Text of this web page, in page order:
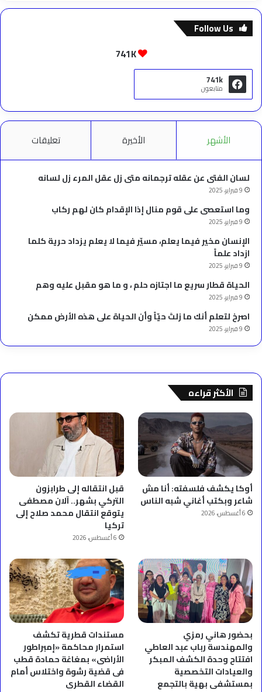
Follow Us
741K
741k
متابعون
الأشهر الأخيرة تعليقات
لسان الفتى عن عقله ترجمانه متى زل عقل المرء زل لسانه
9 فبراير، 2025
وما استعصى على قوم منال إذا الإقدام كان لهم ركاب
9 فبراير، 2025
الإنسان مخير فيما يعلم، مسيّر فيما لا يعلم يزداد حرية كلما
ازداد علماً
9 فبراير، 2025
الحياة قطار سريع ما اجتازه حلم ، و ما هو مقبل عليه وهم
9 فبراير، 2025
‫اصرخ لتعلم أنك ما زلتَ حيّاً وأن الحياة على هذه الأرض ممكن
9 فبراير، 2025
الأكثر قراءه
أوكا يكشف فلسفته: أنا مش
شاعر وبكتب أغاني شبه الناس
6 أغسطس، 2026
قبل انتقاله إلى طرابزون
التركي بشهر.. آلان مصطفى
يتوقع انتقال محمد صلاح إلى
تركيا
6 أغسطس، 2026
بحضور هاني رمزي
والمهندسة رباب عبد العاطي
افتتاح وحدة الكشف المبكر
والعيادات التخصصية
بمستشفى بهية بالتجمع
مستندات قطرية تكشف
استمرار محاكمة «إمبراطور
الأراضى» بمغاغة حمادة قطب
فى قضية رشوة واختلاس أمام
القضاء القطرى